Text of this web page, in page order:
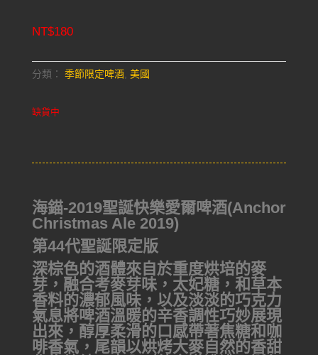
NT$180
分類： 季節限定啤酒, 美國
缺貨中
海錨-2019聖誕快樂愛爾啤酒(Anchor
Christmas Ale 2019)
第44代聖誕限定版
深棕色的酒體來自於重度烘培的麥
芽，融合考麥芽味，太妃糖，和草本
香料的濃郁風味，以及淡淡的巧克力
氣息將啤酒溫暖的辛香調性巧妙展現
出來，醇厚柔滑的口感帶著焦糖和咖
啡香氣，尾韻以烘烤大麥自然的香甜